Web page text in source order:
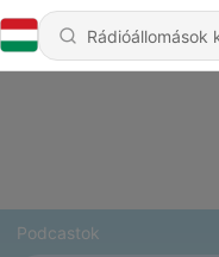
Podcastok